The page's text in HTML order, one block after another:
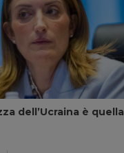
dell’Ucraina è quella